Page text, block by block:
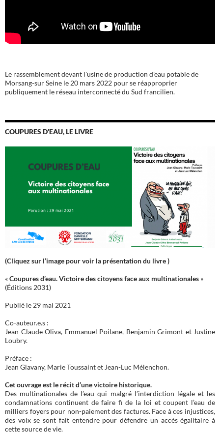
Le rassemblement devant l'usine de production d'eau potable de
Morsang-sur Seine le 20 mars 2022 pour se réapproprier
publiquement le réseau interconnecté du Sud francilien.
COUPURES D’EAU, LE LIVRE
(Cliquez sur l’image pour voir la présentation du livre )
«Coupures d’eau. Victoire des citoyens face aux multinationales »
(Éditions 2031)
Publié le 29 mai 2021
Co-auteur.e.s :
Jean-Claude Oliva, Emmanuel Poilane, Benjamin Grimont et Justine
Loubry.
Préface :
Jean Glavany, Marie Toussaint et Jean-Luc Mélenchon.
Cet ouvrage est le récit d’une victoire historique.
Des multinationales de l’eau qui malgré l’interdiction légale et les
condamnations continuent de faire fi de la loi et coupent l’eau de
milliers foyers pour non-paiement des factures. Face à ces injustices,
des voix se sont fait entendre pour défendre un accès égalitaire à
cette source de vie.